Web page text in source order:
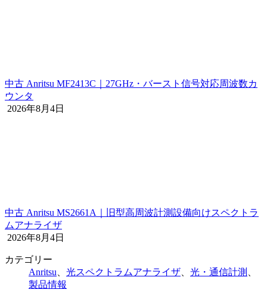
中古 Anritsu MF2413C｜27GHz・バースト信号対応周波数カ
ウンタ
2026年8月4日
中古 Anritsu MS2661A｜旧型高周波計測設備向けスペクトラ
ムアナライザ
2026年8月4日
カテゴリー
Anritsu、 光スペクトラムアナライザ、 光・通信計測 、
製品情報